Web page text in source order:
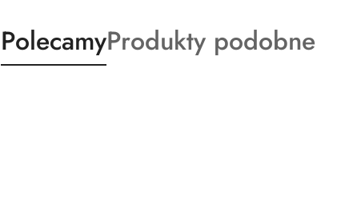
Produkty
o
PolecamyProdukty
o
Produkty podobne